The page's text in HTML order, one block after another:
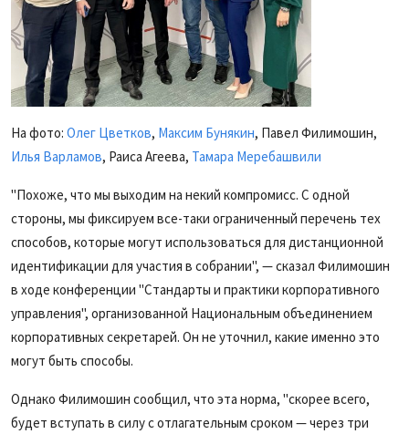
На фото: Олег Цветков, Максим Бунякин, Павел Филимошин,
Илья Варламов, Раиса Агеева, Тамара Меребашвили
"Похоже, что мы выходим на некий компромисс. С одной
стороны, мы фиксируем все-таки ограниченный перечень тех
способов, которые могут использоваться для дистанционной
идентификации для участия в собрании", — сказал Филимошин
в ходе конференции "Стандарты и практики корпоративного
управления", организованной Национальным объединением
корпоративных секретарей. Он не уточнил, какие именно это
могут быть способы.
Однако Филимошин сообщил, что эта норма, "скорее всего,
будет вступать в силу с отлагательным сроком — через три